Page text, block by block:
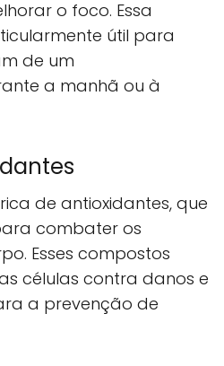
o foco. Essa
útil para
de um
a manhã ou à
de antioxidantes, que
combater os
Esses compostos
células contra danos e
a prevenção de